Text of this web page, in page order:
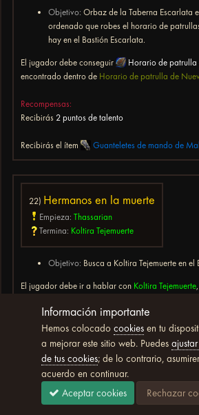
Objetivo: Orbaz de la Taberna Escarlata
ordenado que robes el horario de
hay en el Bastión Escarlata.
El jugador debe conseguir
Horario de
encontrado dentro de Horario de patrulla de
Recompensas:
Recibirás 2 puntos de talento
Recibirás el ítem Guanteletes de mando de
22) Hermanos en la muerte
Empieza: Thassarian
Termina: Koltira Tejemuerte
Objetivo: Busca a Koltira Tejemuerte en el
El jugador debe ir a hablar con Koltira Tejemuerte
Recompensas:
Recibirás1 punto de talento
Información importante
Hemos colocado cookiesen tu
a mejorar este sitio web. Puedes
de tus cookies; de lo contrario,
acuerdo en continuar.
Aceptar cookies
Rechazar